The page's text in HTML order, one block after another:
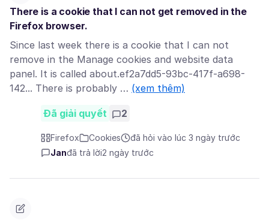
There is a cookie that I can not get removed in the
Firefox browser.
Since last week there is a cookie that I can not
remove in the Manage cookies and website data
panel. It is called about.ef2a7dd5-93bc-417f-a698-
142... There is probably … (xem thêm)
Đã giải quyết 2
Firefox Cookies
đã hỏi vào lúc 3 ngày trước
Janđã trả lời2 ngày trước